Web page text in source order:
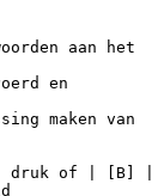
aan het
en
maken van
druk of | [B] |